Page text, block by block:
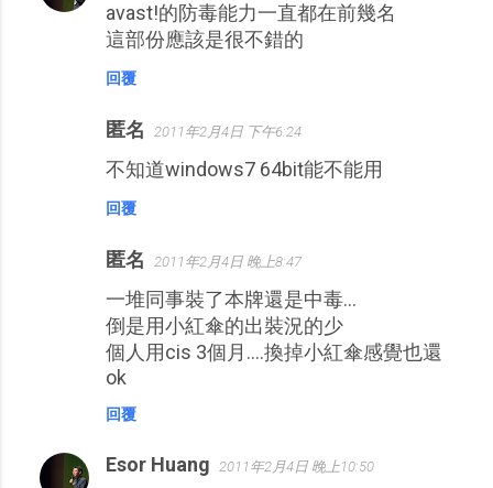
avast!的防毒能力一直都在前幾名
這部份應該是很不錯的
回覆
匿名 2011年2月4日 下午6:24
不知道windows7 64bit能不能用
回覆
匿名 2011年2月4日 晚上8:47
一堆同事裝了本牌還是中毒...
倒是用小紅傘的出裝況的少
個人用cis 3個月....換掉小紅傘感覺也還
ok
回覆
Esor Huang 2011年2月4日 晚上10:50